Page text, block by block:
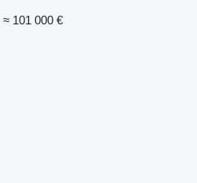
≈ 101 000 €